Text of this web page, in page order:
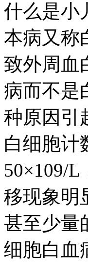
什么是小
本病又称
致外周血
病而不是
种原因引
白细胞计
50×109/
移现象明
甚至少量
细胞白血